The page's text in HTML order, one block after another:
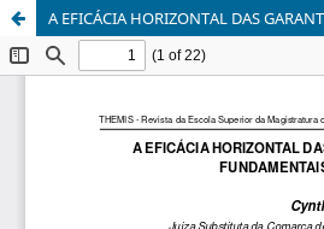
A EFICÁCIA HORIZONTAL DAS